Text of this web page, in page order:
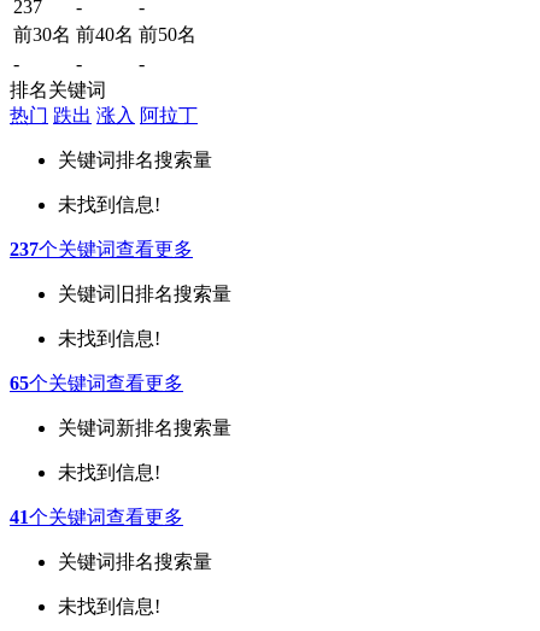
237 -
-
前30名 前40名 前50名
-
-
-
排名关键词
热门 跌出 涨入 阿拉丁
关键词排名搜索量
未找到信息!
237个关键词查看更多
关键词 旧排名搜索量
未找到信息!
65个关键词查看更多
关键词新排名搜索量
未找到信息!
41个关键词查看更多
关键词排名搜索量
未找到信息!